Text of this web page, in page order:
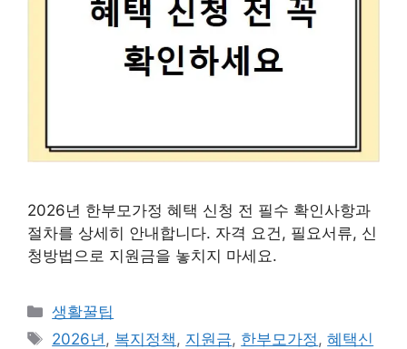
2026년 한부모가정 혜택 신청 전 필수 확인사항과
절차를 상세히 안내합니다. 자격 요건, 필요서류, 신
청방법으로 지원금을 놓치지 마세요.
카
테
생활꿀팁
태
2026년, 복지정책, 지원금, 한부모가정,혜택신